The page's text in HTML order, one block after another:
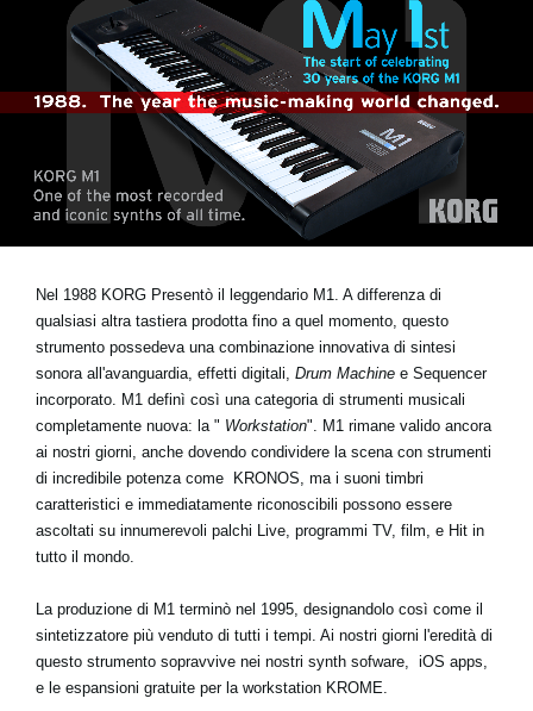
Dove Acquistare
News
Social Media
A proposito di Korg
Nel 1988 KORG Presentò il leggendario M1
. A differenza di
qualsiasi altra tastiera prodotta fino a quel momento, questo
strumento possedeva una combinazione innovativa di sintesi
sonora all'avanguardia, effetti digitali, Drum Machine e Sequencer
incorporato. M1 definì così una categoria di strumenti musicali
completamente nuova: la " Workstation". M1 rimane valido ancora
ai nostri giorni, anche dovendo condividere la scena con strumenti
di incredibile potenza come
KRONOS , ma i suoni timbri
caratteristici e immediatamente riconoscibili possono essere
ascoltati su innumerevoli palchi Live, programmi TV, film, e Hit in
tutto il mondo.
La produzione di M1 terminò nel 1995, designandolo così come il
sintetizzatore più venduto di tutti i tempi. Ai nostri giorni l'eredità di
questo strumento sopravvive nei nostri synth sofware, iOS apps,
e le espansioni gratuite per la workstation KROME.